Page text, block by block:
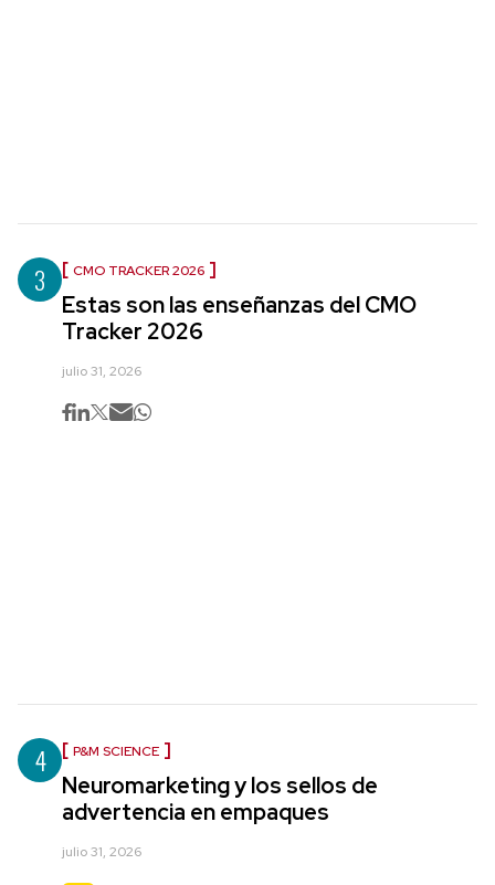
3 CMO TRACKER 2026
Estas son las enseñanzas del CMO
Tracker 2026
julio 31, 2026
4 P&M SCIENCE
Neuromarketing y los sellos de
advertencia en empaques
julio 31, 2026